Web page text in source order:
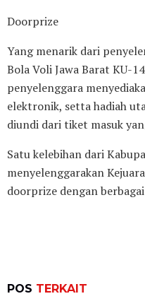
Doorprize
Yang menarik dari
Bola Voli Jawa Barat KU-
penyelenggara
elektronik, setta hadiah
diundi dari tiket masuk
Satu kelebihan dari
menyelenggarakan
doorprize dengan
POS TERKAIT